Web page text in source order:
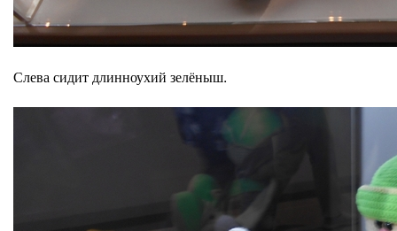
Слева сидит длинноухий зелёныш.